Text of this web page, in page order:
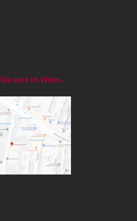
uns in Wien-